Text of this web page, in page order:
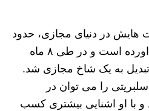
هایش در دنیای مجازی، حدود
۷۵۰ هزار فالور به دست اورده است و در طی ۸ ماه
به یک شاخ مجازی شد.
را می توان در
و با او اشنایی بیشتری کسب